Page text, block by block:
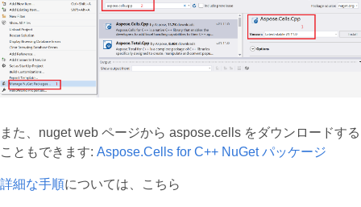
また、nuget web ページから aspose.cells をダウンロードする
こともできます: Aspose.Cells for C++ NuGet パッケージ
詳細な手順については、こちら